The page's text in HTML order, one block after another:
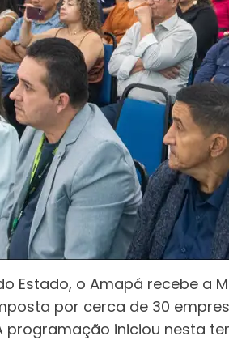
Estado, o Amapá recebe a
por cerca de 30
programação iniciou nesta